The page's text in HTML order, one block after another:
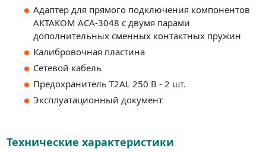
Адаптер для прямого подключения компонентов
АКТАКОМ АСА-3048 с двумя парами
дополнительных сменных контактных пружин
Калибровочная пластина
Сетевой кабель
Предохранитель Т2АL 250 В - 2 шт.
Эксплуатационный документ
Технические характеристики